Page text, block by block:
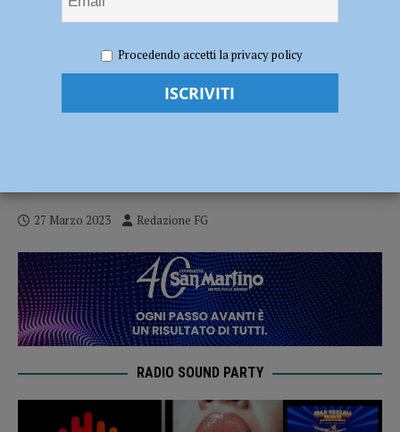
addormenta al volante in mezzo alla strada bloccando il traffico,
intervengono i carabinieri
Ubriaco si addormenta al volante in
27 Marzo 2023 Redazione FG
RADIO SOUND PARTY
Procedendo accetti la privacy policy